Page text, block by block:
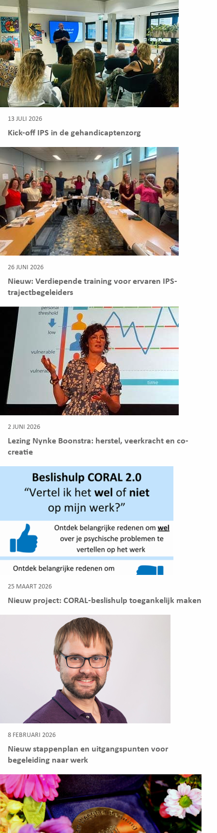
13 JULI 2026
Kick-off IPS in de gehandicaptenzorg
26 JUNI 2026
Nieuw: Verdiepende training voor ervaren IPS-
trajectbegeleiders
2 JUNI 2026
Lezing Nynke Boonstra: herstel, veerkracht en co-
creatie
25 MAART 2026
Nieuw project: CORAL-beslishulp toegankelijk maken
8 FEBRUARI 2026
Nieuw stappenplan en uitgangspunten voor
begeleiding naar werk